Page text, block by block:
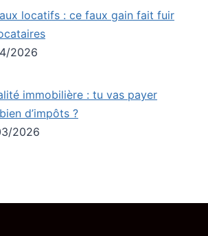
locatifs : ce faux gain fait fuir
2026
immobilière : tu vas payer
d’impôts ?
2026